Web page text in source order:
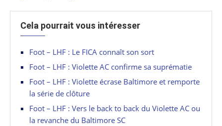
Cela pourrait vous intéresser
Foot – LHF : Le FICA connaît son sort
Foot – LHF : Violette AC confirme sa suprématie
Foot – LHF : Violette écrase Baltimore et remporte
la série de clôture
Foot – LHF : Vers le back to back du Violette AC ou
la revanche du Baltimore SC